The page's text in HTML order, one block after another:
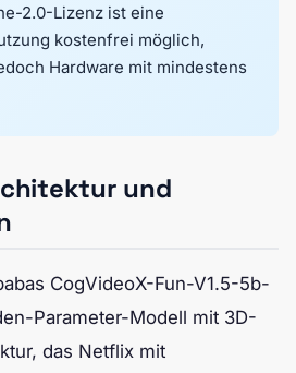
2.0-Lizenz ist eine
kostenfrei möglich,
Hardware mit mindestens
und
CogVideoX-Fun-V1.5-5b-
Parameter-Modell mit 3D-
das Netflix mit